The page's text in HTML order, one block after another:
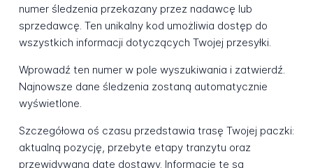
numer śledzenia przekazany przez nadawcę lub
sprzedawcę. Ten unikalny kod umożliwia dostęp do
wszystkich informacji dotyczących Twojej przesyłki.
Wprowadź ten numer w pole wyszukiwania i zatwierdź.
Najnowsze dane śledzenia zostaną automatycznie
wyświetlone.
Szczegółowa oś czasu przedstawia trasę Twojej paczki:
aktualną pozycję, przebyte etapy tranzytu oraz
przewidywaną datę dostawy. Informacje te są